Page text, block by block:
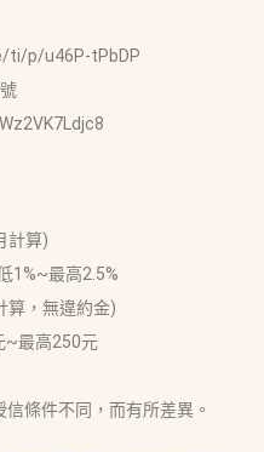
ti/p/u46P-tPbDP
計算)
1%~最高2.5%
算，無違約金)
~最高250元
條件不同，而有所差異。